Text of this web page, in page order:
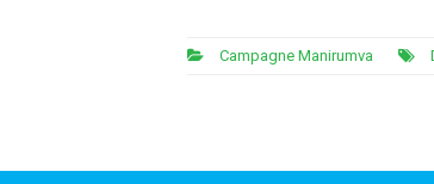
Campagne Manirumva